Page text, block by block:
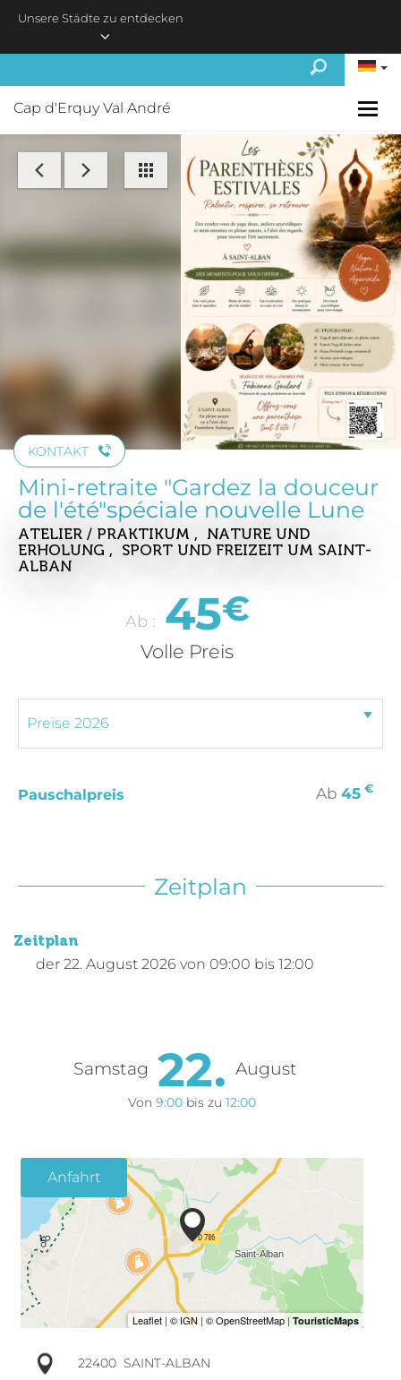
Unsere Städte zu entdecken
Cap d'Erquy Val André
KONTAKT
Mini-retraite "Gardez la douceur
de l'été"spéciale nouvelle Lune
ATELIER / PRAKTIKUM , NATURE UND
ERHOLUNG , SPORT UND FREIZEIT UM SAINT-
ALBAN
Ab : 45€
Volle Preis
Pauschalpreis Ab 45 €
Zeitplan
Zeitplan
der 22. August 2026 von 09:00 bis 12:00
Samstag 22. August
Von 9:00 bis zu 12:00
Anfahrt
22400 SAINT-ALBAN